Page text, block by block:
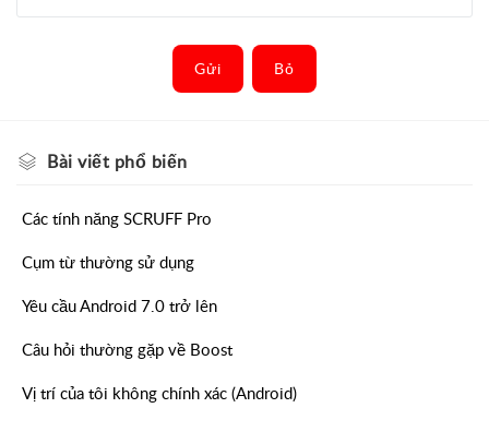
Gửi Bỏ
Bài viết phổ biến
Các tính năng SCRUFF Pro
Cụm từ thường sử dụng
Yêu cầu Android 7.0 trở lên
Câu hỏi thường gặp về Boost
Vị trí của tôi không chính xác (Android)